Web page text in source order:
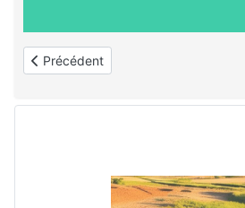
Article précédent : Municipales, une
Précédent